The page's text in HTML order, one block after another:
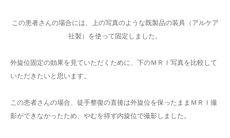
この患者さんの場合には、上の写真のような既製品の装具（アルケア
社製）を使って固定しました。
外旋位固定の効果を見ていただくために、下のＭＲＩ写真を比較して
いただきたいと思います。
この患者さんの場合、徒手整復の直後は外旋位を保ったままＭＲＩ撮
影ができなかったため、やむを得ず内旋位で撮影しました。